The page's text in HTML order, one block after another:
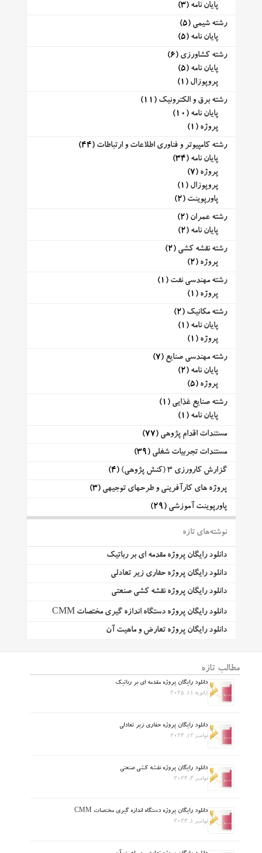
پایان نامه (3)
رشته شیمی (5)
پایان نامه (5)
رشته کشاورزی (6)
پایان نامه (5)
پروپوزال (1)
رشته برق و الکترونیک (11)
پایان نامه (10)
پروژه (1)
رشته کامپیوتر و فناوری اطلاعات و ارتباطات (44)
پایان نامه (34)
پروژه (7)
پروپوزال (1)
پاورپوینت (2)
رشته عمران (2)
پایان نامه (2)
رشته نقشه کشی (2)
پروژه (2)
رشته مهندسی نفت (1)
پروژه (1)
رشته مکانیک (2)
پایان نامه (1)
پروژه (1)
رشته مهندسی صنایع (7)
پایان نامه (2)
پروژه (5)
رشته صنایع غذایی (1)
پایان نامه (1)
مستندات اقدام پژوهی (77)
مستندات تجربیات شغلی (39)
گزارش کارورزی 3 (کنش پژوهی)
(4)
پروژه های کارآفرینی و طرحهای توجیهی (3)
پاورپوینت آموزشی (29)
نوشته‌های تازه
دانلود رایگان پروژه مقدمه ای بر رباتیک
دانلود رایگان پروژه حفاری زیر تعادلی
دانلود رایگان پروژه نقشه کشی صنعتی
دانلود رایگان پروژه دستگاه اندازه گیری مختصات CMM
دانلود رایگان پروژه تعارض و ماهیت آن
مطالب تازه
دانلود رایگان پروژه مقدمه ای بر رباتیک
ژانویه 11, 2025
دانلود رایگان پروژه حفاری زیر تعادلی
نوامبر 12, 2024
دانلود رایگان پروژه نقشه کشی صنعتی
نوامبر 4, 2024
دانلود رایگان پروژه دستگاه اندازه گیری مختصات CMM
نوامبر 1, 2024